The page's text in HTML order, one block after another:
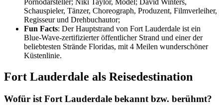
Pornodarsteller; Niki Taylor, Model; David Winters,
Schauspieler, Tänzer, Choreograph, Produzent, Filmverleiher,
Regisseur und Drehbuchautor;
Fun Facts: Der Hauptstrand von Fort Lauderdale ist ein
Blue-Wave-zertifizierter öffentlicher Strand und einer der
beliebtesten Strände Floridas, mit 4 Meilen wunderschöner
Küstenlinie.
Fort Lauderdale als Reisedestination
Wofür ist Fort Lauderdale bekannt bzw. berühmt?